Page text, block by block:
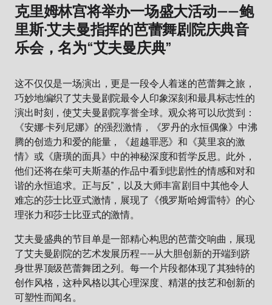
克里姆林宫将举办一场盛大活动——鲍
里斯·艾夫曼指挥的芭蕾舞剧院庆典音
乐会，名为“艾夫曼庆典”
这不仅仅是一场演出，更是一段令人着迷的芭蕾舞之旅，
巧妙地编织了艾夫曼剧院最令人印象深刻和最具标志性的
演出时刻，使艾夫曼剧院享誉全球。观众将可以欣赏到：
《安娜·卡列尼娜》的强烈激情，《罗丹的永恒偶像》中沸
腾的创造力和爱的能量，《超越罪恶》和《莫里哀的激
情》或《唐璜的面具》中的神秘深度和哲学反思。此外，
他们还将在柴可夫斯基的作品中看到悲剧性的情感和对和
谐的永恒追求。正与反”，以及大师丰富剧目中其他令人
难忘的莎士比亚式激情，展现了《俄罗斯哈姆雷特》的心
理张力和莎士比亚式的激情。
艾夫曼盛典的节目单是一部精心构思的芭蕾交响曲，展现
了艾夫曼剧院的艺术发展历程——从大胆创新的开端到跻
身世界顶级芭蕾舞团之列。每一个片段都体现了其独特的
创作风格，这种风格以其心理深度、精湛的技艺和创新的
可塑性而闻名。